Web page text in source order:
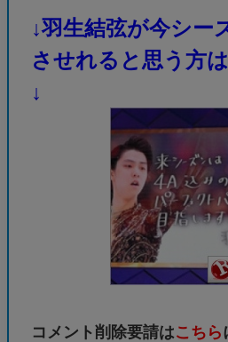
↓羽生結弦が今シー
させれると思う方
↓
コメント削除要請はこちら